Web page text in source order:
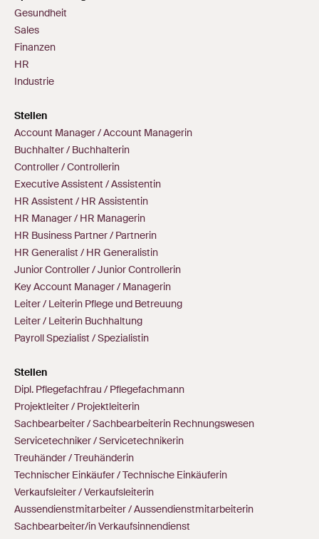
Gesundheit
Sales
Finanzen
HR
Industrie
Stellen
Account Manager / Account Managerin
Buchhalter / Buchhalterin
Controller / Controllerin
Executive Assistent / Assistentin
HR Assistent / HR Assistentin
HR Manager / HR Managerin
HR Business Partner / Partnerin
HR Generalist / HR Generalistin
Junior Controller / Junior Controllerin
Key Account Manager / Managerin
Leiter / Leiterin Pflege und Betreuung
Leiter / Leiterin Buchhaltung
Payroll Spezialist / Spezialistin
Stellen
Dipl. Pflegefachfrau / Pflegefachmann
Projektleiter / Projektleiterin
Sachbearbeiter / Sachbearbeiterin Rechnungswesen
Servicetechniker / Servicetechnikerin
Treuhänder / Treuhänderin
Technischer Einkäufer / Technische Einkäuferin
Verkaufsleiter / Verkaufsleiterin
Aussendienstmitarbeiter / Aussendienstmitarbeiterin
Sachbearbeiter/in Verkaufsinnendienst